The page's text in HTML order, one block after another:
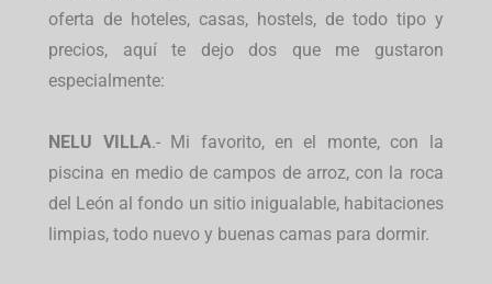
oferta de hoteles, casas, hostels, de todo tipo y
precios, aquí te dejo dos que me gustaron
especialmente:
NELU VILLA.- Mi favorito, en el monte, con la
piscina en medio de campos de arroz, con la roca
del León al fondo un sitio inigualable, habitaciones
limpias, todo nuevo y buenas camas para dormir.